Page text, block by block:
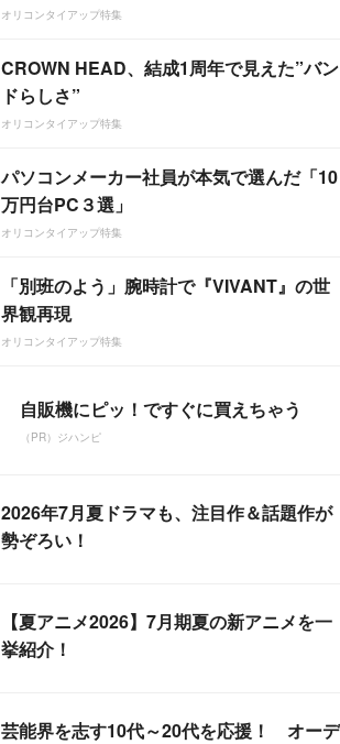
オリコンタイアップ特集
CROWN HEAD、結成1周年で見えた”バン
ドらしさ”
オリコンタイアップ特集
パソコンメーカー社員が本気で選んだ「10
万円台PC３選」
オリコンタイアップ特集
「別班のよう」腕時計で『VIVANT』の世
界観再現
オリコンタイアップ特集
自販機にピッ！ですぐに買えちゃう
（PR）ジハンピ
2026年7月夏ドラマも、注目作＆話題作が
勢ぞろい！
【夏アニメ2026】7月期夏の新アニメを一
挙紹介！
芸能界を志す10代～20代を応援！ オーデ